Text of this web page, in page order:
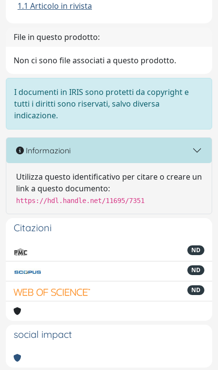
1.1 Articolo in rivista
File in questo prodotto:
Non ci sono file associati a questo prodotto.
I documenti in IRIS sono protetti da copyright e
tutti i diritti sono riservati, salvo diversa
indicazione.
Informazioni
Utilizza questo identificativo per citare o creare un
link a questo documento:
https://hdl.handle.net/11695/7351
Citazioni
ND
ND
ND
social impact